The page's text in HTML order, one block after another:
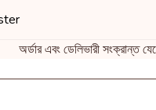
অর্ডার এবং ডেলিভারী